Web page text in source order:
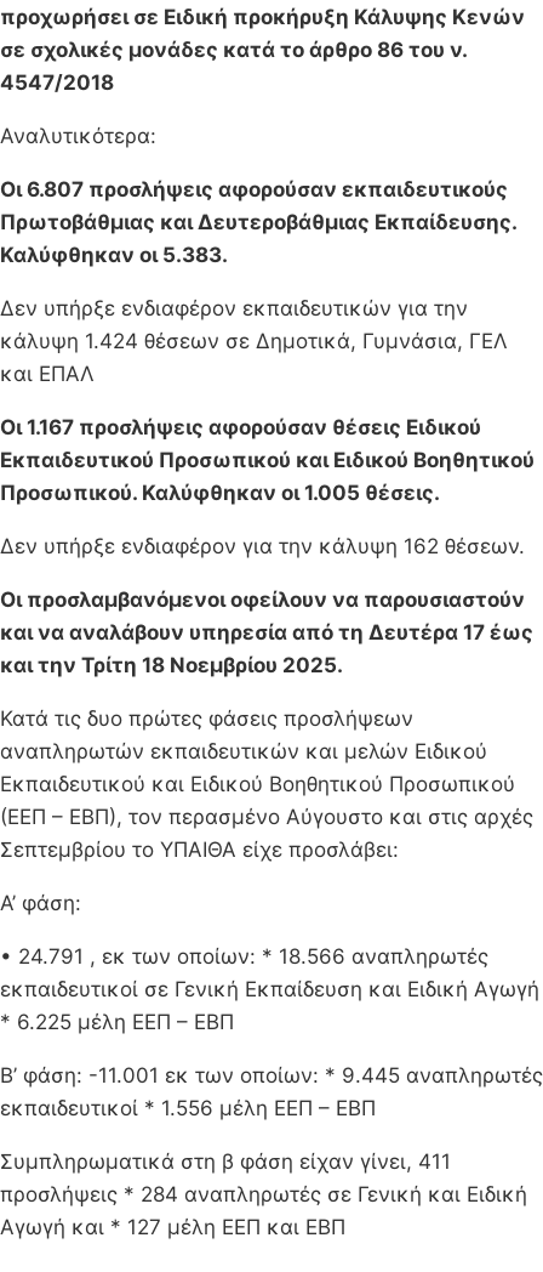
προχωρήσει σε Ειδική προκήρυξη Κάλυψης Κενών
σε σχολικές μονάδες κατά το άρθρο 86 του ν.
4547/2018
Αναλυτικότερα:
Οι 6.807 προσλήψεις αφορούσαν εκπαιδευτικούς
Πρωτοβάθμιας και Δευτεροβάθμιας Εκπαίδευσης.
Καλύφθηκαν οι 5.383.
Δεν υπήρξε ενδιαφέρον εκπαιδευτικών για την
κάλυψη 1.424 θέσεων σε Δημοτικά, Γυμνάσια, ΓΕΛ
και ΕΠΑΛ
Οι 1.167 προσλήψεις αφορούσαν θέσεις Ειδικού
Εκπαιδευτικού Προσωπικού και Ειδικού Βοηθητικού
Προσωπικού. Καλύφθηκαν οι 1.005 θέσεις.
Δεν υπήρξε ενδιαφέρον για την κάλυψη 162 θέσεων.
Οι προσλαμβανόμενοι οφείλουν να παρουσιαστούν
και να αναλάβουν υπηρεσία από τη Δευτέρα 17 έως
και την Τρίτη 18 Νοεμβρίου 2025.
Κατά τις δυο πρώτες φάσεις προσλήψεων
αναπληρωτών εκπαιδευτικών και μελών Ειδικού
Εκπαιδευτικού και Ειδικού Βοηθητικού Προσωπικού
(ΕΕΠ – ΕΒΠ), τον περασμένο Αύγουστο και στις αρχές
Σεπτεμβρίου το ΥΠΑΙΘΑ είχε προσλάβει:
Α’ φάση:
• 24.791 , εκ των οποίων: * 18.566 αναπληρωτές
εκπαιδευτικοί σε Γενική Εκπαίδευση και Ειδική Αγωγή
* 6.225 μέλη ΕΕΠ – ΕΒΠ
Β’ φάση: -11.001 εκ των οποίων: * 9.445 αναπληρωτές
εκπαιδευτικοί * 1.556 μέλη ΕΕΠ – ΕΒΠ
Συμπληρωματικά στη β φάση είχαν γίνει, 411
προσλήψεις * 284 αναπληρωτές σε Γενική και Ειδική
Αγωγή και * 127 μέλη ΕΕΠ και ΕΒΠ